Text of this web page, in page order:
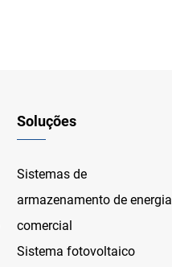
Soluções
Sistemas de
armazenamento de energia
comercial
Sistema fotovoltaico